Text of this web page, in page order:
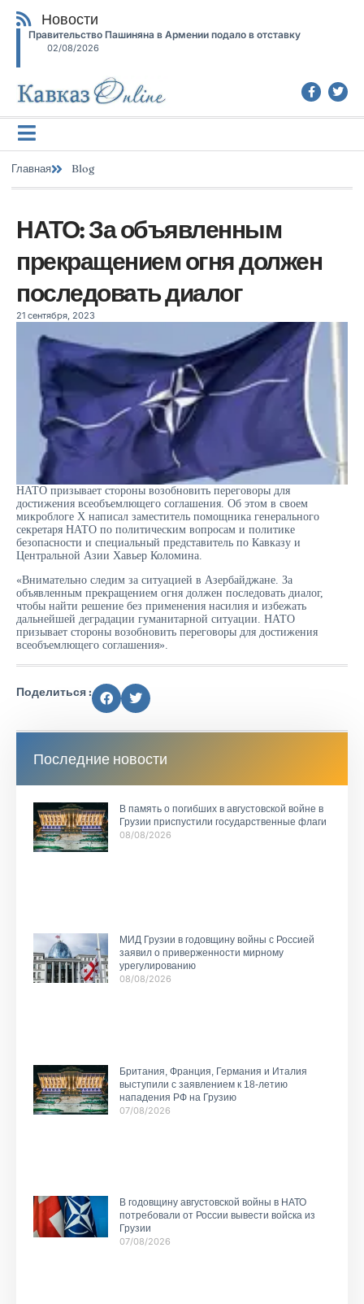
Новости
Правительство Пашиняна в Армении подало в отставку
02/08/2026
Главная Blog
НАТО: За объявленным
прекращением огня должен
последовать диалог
21 сентября, 2023
НАТО призывает стороны возобновить переговоры для
достижения всеобъемлющего соглашения. Об этом в своем
микроблоге X написал заместитель помощника генерального
секретаря НАТО по политическим вопросам и политике
безопасности и специальный представитель по Кавказу и
Центральной Азии Хавьер Коломина.
«Внимательно следим за ситуацией в Азербайджане. За
объявленным прекращением огня должен последовать диалог,
чтобы найти решение без применения насилия и избежать
дальнейшей деградации гуманитарной ситуации. НАТО
призывает стороны возобновить переговоры для достижения
всеобъемлющего соглашения».
Поделиться :
Последние новости
В память о погибших в августовской войне в
Грузии приспустили государственные флаги
08/08/2026
МИД Грузии в годовщину войны с Россией
заявил о приверженности мирному
урегулированию
08/08/2026
Британия, Франция, Германия и Италия
выступили с заявлением к 18-летию
нападения РФ на Грузию
07/08/2026
В годовщину августовской войны в НАТО
потребовали от России вывести войска из
Грузии
07/08/2026